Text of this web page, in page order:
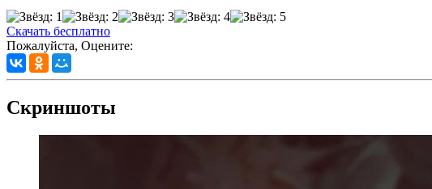
Скачать бесплатно
Пожалуйста, Оцените:
Скриншоты